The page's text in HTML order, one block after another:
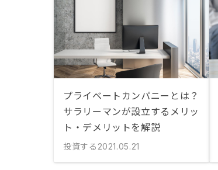
プライベートカンパニーとは？
サラリーマンが設立するメリッ
ト・デメリットを解説
投資する 2021.05.21